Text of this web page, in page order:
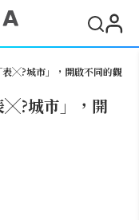
╳?城市」，開啟不同的觀
╳?城市」，開